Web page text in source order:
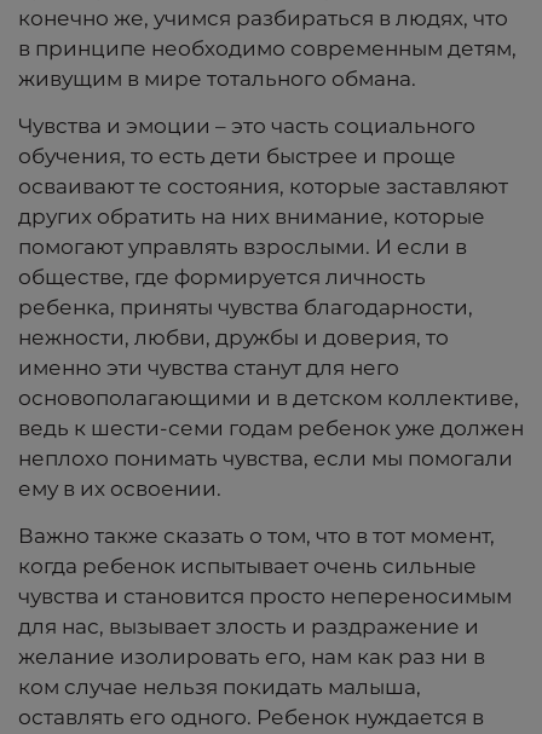
конечно же, учимся разбираться в людях, что
в принципе необходимо современным детям,
живущим в мире тотального обмана.
Чувства и эмоции – это часть социального
обучения, то есть дети быстрее и проще
осваивают те состояния, которые заставляют
других обратить на них внимание, которые
помогают управлять взрослыми. И если в
обществе, где формируется личность
ребенка, приняты чувства благодарности,
нежности, любви, дружбы и доверия, то
именно эти чувства станут для него
основополагающими и в детском коллективе,
ведь к шести-семи годам ребенок уже должен
неплохо понимать чувства, если мы помогали
ему в их освоении.
Важно также сказать о том, что в тот момент,
когда ребенок испытывает очень сильные
чувства и становится просто непереносимым
для нас, вызывает злость и раздражение и
желание изолировать его, нам как раз ни в
ком случае нельзя покидать малыша,
оставлять его одного. Ребенок нуждается в